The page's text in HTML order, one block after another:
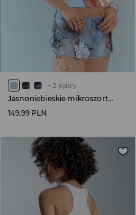
+ 2 kolory
Jasnoniebieskie mikroszorty jeansowe z aplikacją na tyle
149,99 PLN